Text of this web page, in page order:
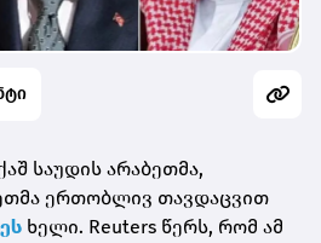
საუდის არაბეთმა,
ერთობლივ თავდაცვით
ხელი. Reuters წერს, რომ ამ